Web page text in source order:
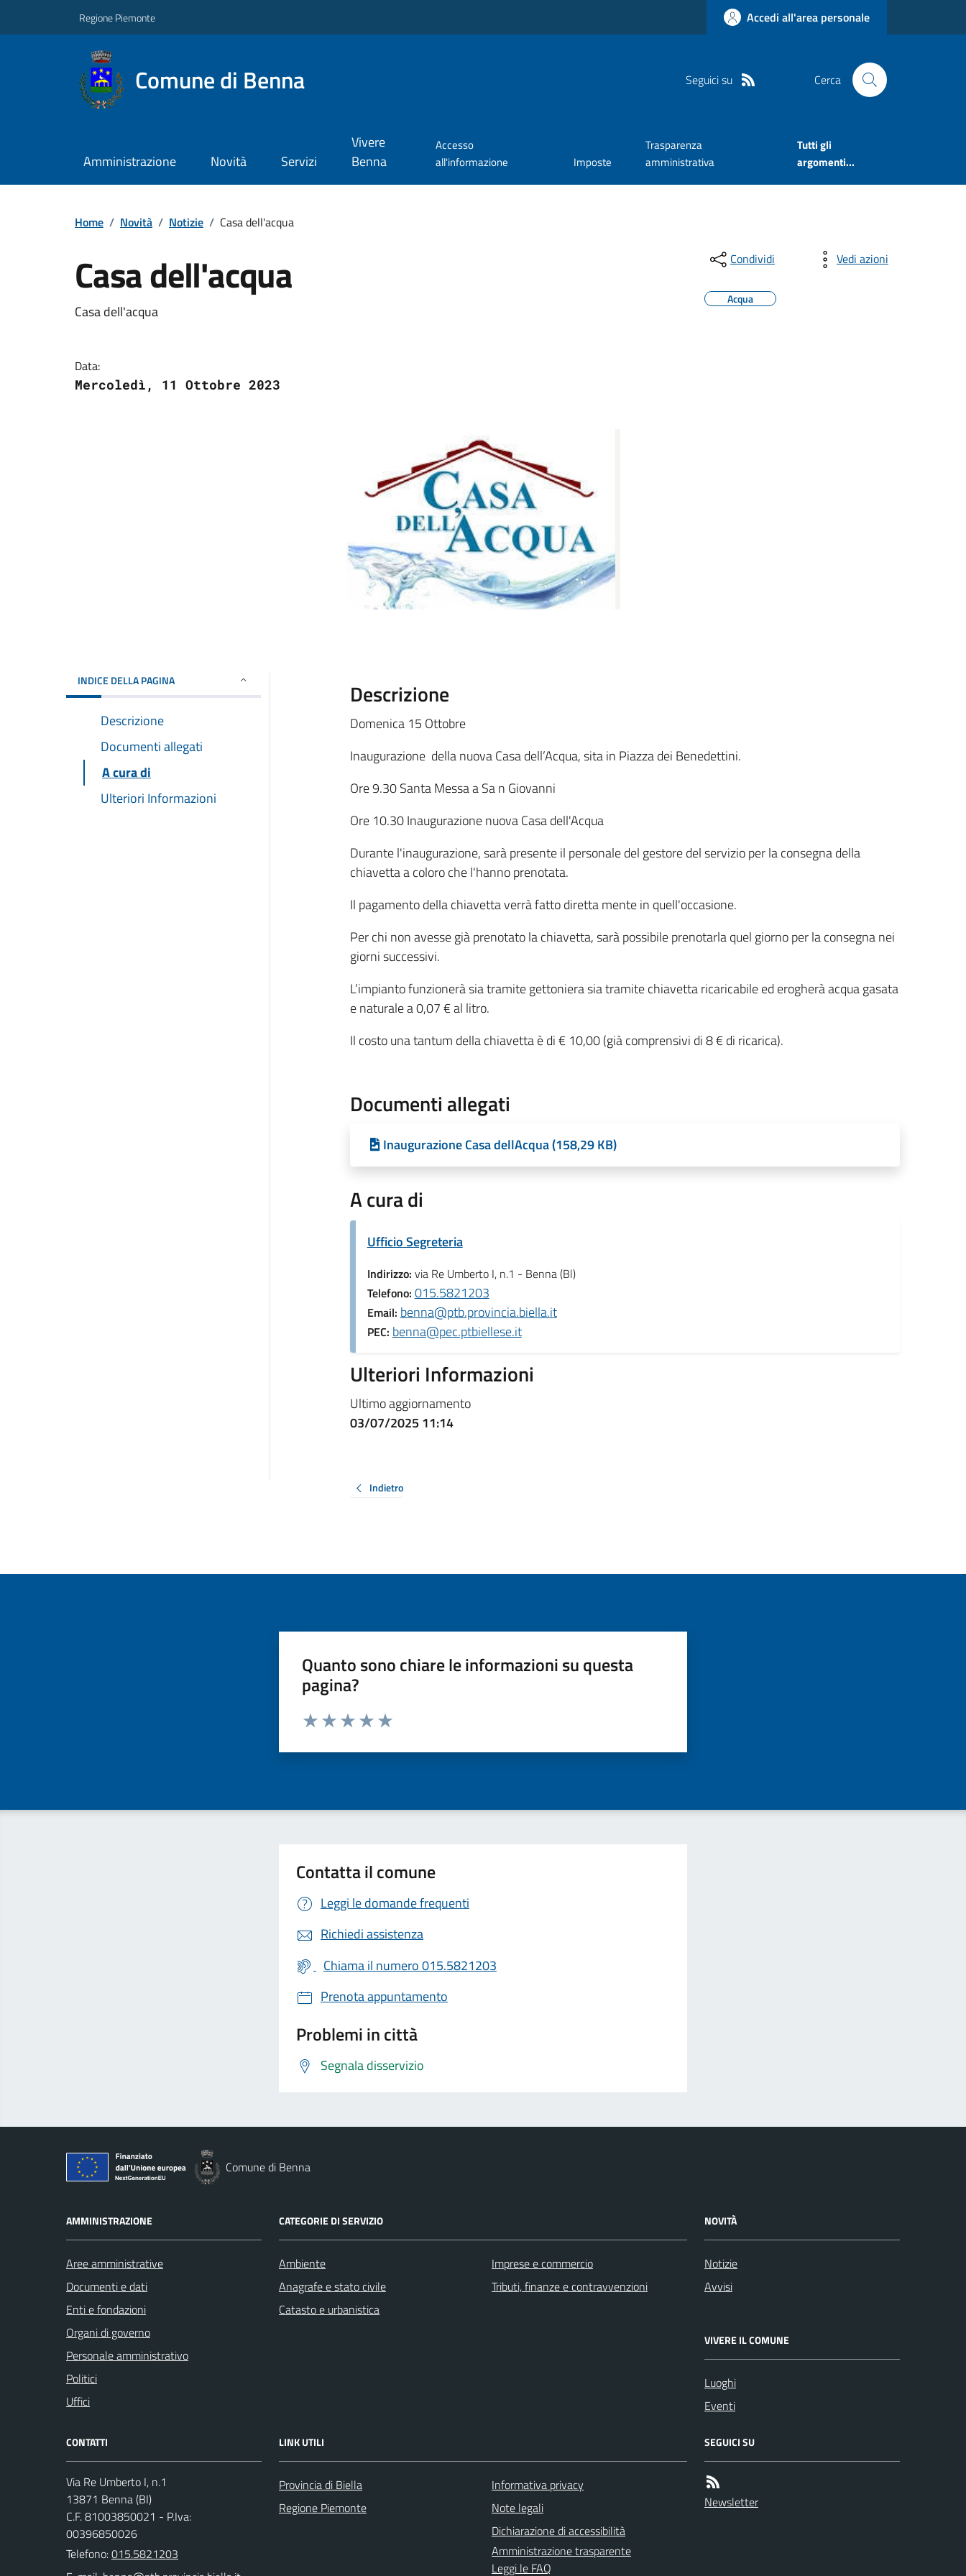
Regione Piemonte Accedi all'area personale
Comune di Benna Seguici su Cerca
Amministrazione Novità Servizi
Vivere
Benna
Accesso
all'informazione
Imposte
Trasparenza
amministrativa
Tutti gli
argomenti...
Home / Novità / Notizie / Casa dell'acqua
Casa dell'acqua
Casa dell'acqua
Data:
Mercoledì, 11 Ottobre 2023
Condividi Vedi azioni
Acqua
INDICE DELLA PAGINA
Descrizione
Documenti allegati
A cura di
Ulteriori Informazioni
Descrizione
Domenica 15 Ottobre
Inaugurazione della nuova Casa dell’Acqua, sita in Piazza dei Benedettini.
Ore 9.30 Santa Messa a Sa n Giovanni
Ore 10.30 Inaugurazione nuova Casa dell'Acqua
Durante l'inaugurazione, sarà presente il personale del gestore del servizio per la consegna della
chiavetta a coloro che l'hanno prenotata.
Il pagamento della chiavetta verrà fatto diretta mente in quell'occasione.
Per chi non avesse già prenotato la chiavetta, sarà possibile prenotarla quel giorno per la consegna nei
giorni successivi.
L’impianto funzionerà sia tramite gettoniera sia tramite chiavetta ricaricabile ed erogherà acqua gasata
e naturale a 0,07 € al litro.
Il costo una tantum della chiavetta è di € 10,00 (già comprensivi di 8 € di ricarica).
Documenti allegati
Inaugurazione Casa dellAcqua (158,29 KB)
A cura di
Ufficio Segreteria
Indirizzo: via Re Umberto I, n.1 - Benna (Bl)
Telefono: 015.5821203
Email: benna@ptb.provincia.biella.it
PEC: benna@pec.ptbiellese.it
Ulteriori Informazioni
Ultimo aggiornamento
03/07/2025 11:14
Indietro
Quanto sono chiare le informazioni su questa
pagina?
Valuta da 1 a 5 stelle la pagina
Contatta il comune
Leggi le domande frequenti
Richiedi assistenza
Chiama il numero 015.5821203
Prenota appuntamento
Problemi in città
Segnala disservizio
Comune di Benna
AMMINISTRAZIONE
Aree amministrative
Documenti e dati
Enti e fondazioni
Organi di governo
Personale amministrativo
Politici
Uffici
CATEGORIE DI SERVIZIO
Ambiente
Anagrafe e stato civile
Catasto e urbanistica
Imprese e commercio
Tributi, finanze e contravvenzioni
NOVITÀ
Notizie
Avvisi
VIVERE IL COMUNE
Luoghi
Eventi
CONTATTI
Via Re Umberto I, n.1
13871 Benna (BI)
C.F. 81003850021 - P.Iva:
00396850026
Telefono:015.5821203
LINK UTILI
Provincia di Biella
Regione Piemonte
Informativa privacy
Note legali
Dichiarazione di accessibilità
Amministrazione trasparente
Leggi le FAQ
SEGUICI SU
Newsletter